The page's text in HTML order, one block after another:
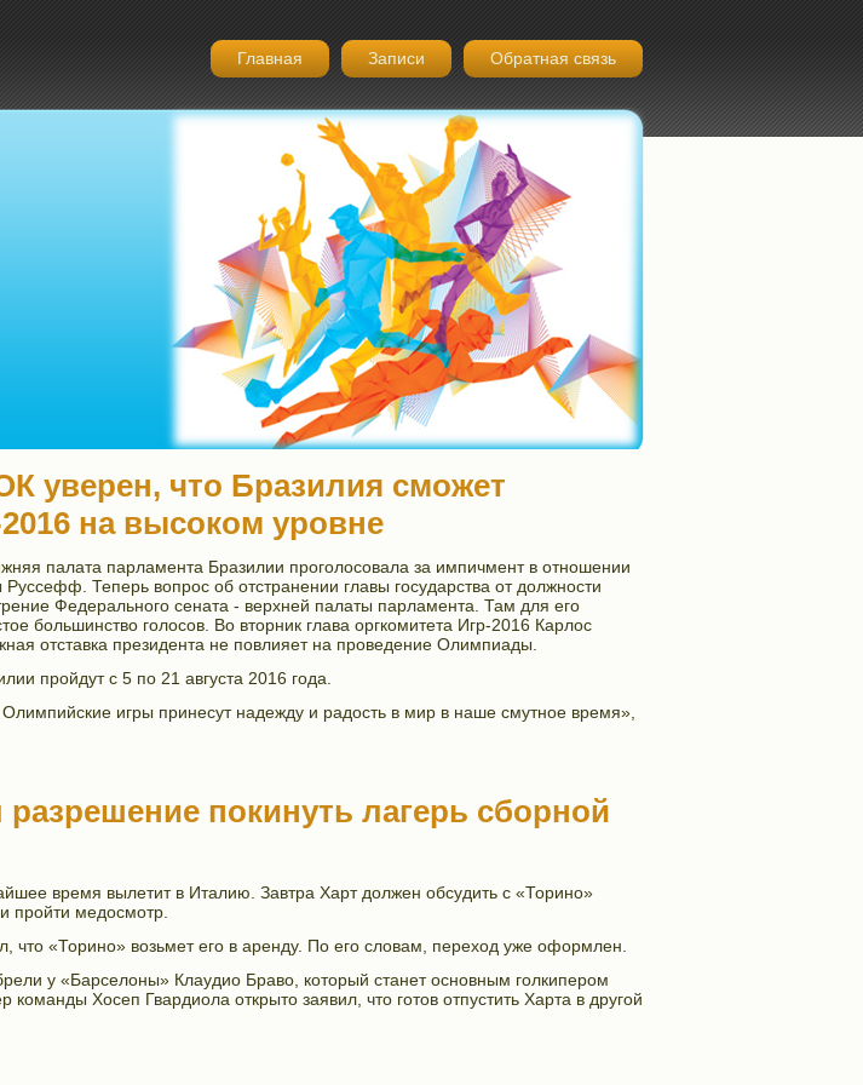
Главная Записи Обратная связь
уверен, что Бразилия сможет
на высоком уровне
палата парламента Бразилии проголосовала за импичмент в отношении
Теперь вопрос об отстранении главы государства от должности
Федерального сената - верхней палаты парламента. Там для его
большинство голосов. Во вторник глава оргкомитета Игр-2016 Карлос
отставка президента не повлияет на проведение Олимпиады.
пройдут с 5 по 21 августа 2016 года.
игры принесут надежду и радость в мир в наше смутное время»,
покинуть лагерь сборной
время вылетит в Италию. Завтра Харт должен обсудить с «Торино»
пройти медосмотр.
что «Торино» возьмет его в аренду. По его словам, переход уже оформлен.
у «Барселоны» Клаудио Браво, который станет основным голкипером
команды Хосеп Гвардиола открыто заявил, что готов отпустить Харта в другой